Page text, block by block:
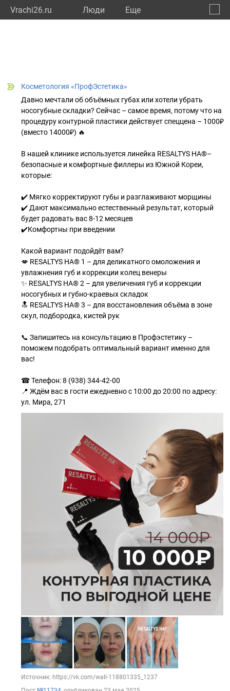
Vrachi26.ru Люди Eще
Косметология «ПрофЭстетика»
Давно мечтали об объёмных губах или хотели убрать
носогубные складки? Сейчас – самое время, потому что на
процедуру контурной пластики действует спеццена – 1000₽
(вместо 14000₽) 🔥
В нашей клинике используется линейка RESALTYS HA®–
безопасные и комфортные филлеры из Южной Кореи,
которые:
✔️ Мягко корректируют губы и разглаживают морщины
✔️ Дают максимально естественный результат, который
будет радовать вас 8-12 месяцев
✔️Комфортны при введении
Какой вариант подойдёт вам?
💋 RESALTYS HA® 1 – для деликатного омоложения и
увлажнения губ и коррекции колец венеры
✨ RESALTYS HA® 2 – для увеличения губ и коррекции
носогубных и губно-краевых складок
🔝 RESALTYS HA® 3 – для восстановления объёма в зоне
скул, подбородка, кистей рук
📞 Запишитесь на консультацию в Профэстетику –
поможем подобрать оптимальный вариант именно для
вас!
☎ Телефон: 8 (938) 344-42-00
📍 Ждём вас в гости ежедневно с 10:00 до 20:00 по адресу:
ул. Мира, 271
Источник: https://vk.com/wall-118801335_1237